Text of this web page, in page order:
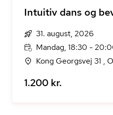
Intuitiv dans og
31. august, 2026
Mandag, 18:30 -
Kong Georgsvej 31 ,
1.200 kr.